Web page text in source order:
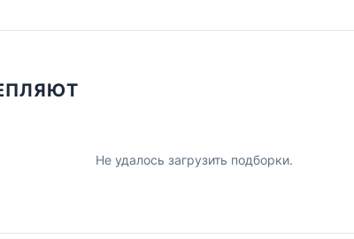
Не удалось загрузить подборки.